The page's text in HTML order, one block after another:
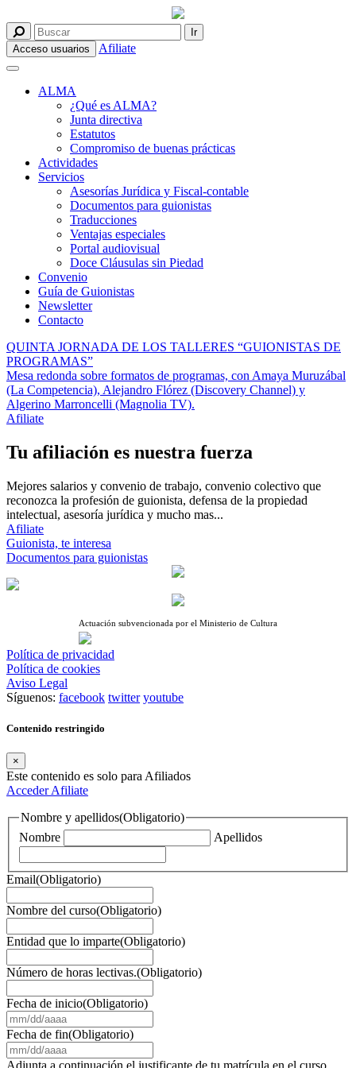
Acceso usuarios Afiliate
ALMA
¿Qué es ALMA?
Junta directiva
Estatutos
Compromiso de buenas prácticas
Actividades
Servicios
Asesorías Jurídica y Fiscal-contable
Documentos para guionistas
Traducciones
Ventajas especiales
Portal audiovisual
Doce Cláusulas sin Piedad
Convenio
Guía de Guionistas
Newsletter
Contacto
QUINTA JORNADA DE LOS TALLERES “GUIONISTAS DE
PROGRAMAS”
Mesa redonda sobre formatos de programas, con Amaya Muruzábal
(La Competencia), Alejandro Flórez (Discovery Channel) y
Algerino Marroncelli (Magnolia TV).
Afiliate
Tu afiliación es nuestra fuerza
Mejores salarios y convenio de trabajo, convenio colectivo que
reconozca la profesión de guionista, defensa de la propiedad
intelectual, asesoría jurídica y mucho mas...
Afiliate
Guionista, te interesa
Documentos para guionistas
Actuación subvencionada por el Ministerio de Cultura
Política de privacidad
Política de cookies
Aviso Legal
Síguenos: facebook twitter youtube
Contenido restringido
×
Este contenido es solo para Afiliados
AccederAfiliate
Nombre y apellidos(Obligatorio)
Nombre
Apellidos
Email(Obligatorio)
Nombre del curso(Obligatorio)
Entidad que lo imparte(Obligatorio)
Número de horas lectivas.(Obligatorio)
Fecha de inicio(Obligatorio)
barra
DD
barra
Fecha de fin(Obligatorio)
barra
Adjunta a continuación el justificante de tu matrícula en el curso,